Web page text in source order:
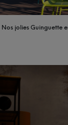
Nos jolies Guinguette